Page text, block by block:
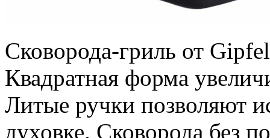
Сковорода-гриль от
Квадратная форма
Литые ручки позволяют
духовке. Сковорода без